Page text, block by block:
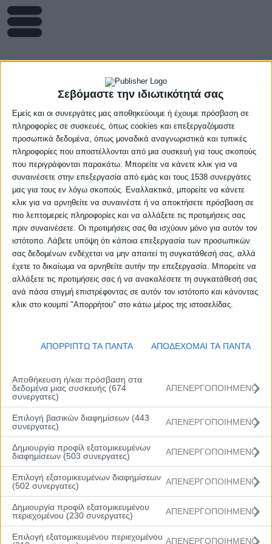
Σεβόμαστε την ιδιωτικότητά σας
Εμείς και οι συνεργάτες μας αποθηκεύουμε ή έχουμε πρόσβαση σε
πληροφορίες σε συσκευές, όπως cookies και επεξεργαζόμαστε
προσωπικά δεδομένα, όπως μοναδικά αναγνωριστικά και τυπικές
πληροφορίες που αποστέλλονται από μια συσκευή για τους σκοπούς
που περιγράφονται παρακάτω. Μπορείτε να κάνετε κλικ για να
συναινέσετε στην επεξεργασία από εμάς και τους 1538 συνεργάτες
μας για τους εν λόγω σκοπούς. Εναλλακτικά, μπορείτε να κάνετε
κλικ για να αρνηθείτε να συναινέστε ή να αποκτήσετε πρόσβαση σε
πιο λεπτομερείς πληροφορίες και να αλλάξετε τις προτιμήσεις σας
πριν συναινέσετε. Οι προτιμήσεις σας θα ισχύουν μόνο για αυτόν τον
ιστότοπο. Λάβετε υπόψη ότι κάποια επεξεργασία των προσωπικών
σας δεδομένων ενδέχεται να μην απαιτεί τη συγκατάθεσή σας, αλλά
έχετε το δικαίωμα να αρνηθείτε αυτήν την επεξεργασία. Μπορείτε να
αλλάξετε τις προτιμήσεις σας ή να ανακαλέσετε τη συγκατάθεσή σας
ανά πάσα στιγμή επιστρέφοντας σε αυτόν τον ιστότοπο και κάνοντας
κλικ στο κουμπί "Απορρήτου" στο κάτω μέρος της ιστοσελίδας.
ΑΠΟΡΡΙΠΤΩ ΤΑ ΠΑΝΤΑ ΑΠΟΔΕΧΟΜΑΙ ΤΑ ΠΑΝΤΑ
Αποθήκευση ή/και πρόσβαση στα
δεδομένα μιας συσκευής (674
συνεργατες)
ΑΠΕΝΕΡΓΟΠΟΙΗΜΕΝΟ
Επιλογή βασικών διαφημίσεων (443
συνεργατες)
ΑΠΕΝΕΡΓΟΠΟΙΗΜΕΝΟ
Δημιουργία προφίλ εξατομικευμένων
διαφημίσεων (503 συνεργατες)
ΑΠΕΝΕΡΓΟΠΟΙΗΜΕΝΟ
Επιλογή εξατομικευμένων διαφημίσεων
(502 συνεργατες)
ΑΠΕΝΕΡΓΟΠΟΙΗΜΕΝΟ
Δημιουργία προφίλ εξατομικευμένου
περιεχομένου (230 συνεργατες)
ΑΠΕΝΕΡΓΟΠΟΙΗΜΕΝΟ
Επιλογή εξατομικευμένου περιεχομένου ΑΠΕΝΕΡΓΟΠΟΙΗΜΕΝΟ
ΠΑΟΚ-ΕΣΚΔ Ν. Ιωνίας
65-53 (pics)
4 Ιανουαρίου, 2026
Ο ΠΑΟΚ νίκησε 65-53 την Ιωνία στο ΔΑΚ Πρέβεζας
και μπήκε με το δεξί στο 2026, διατηρώντας τη
θέση του στην πρώτη τριάδα της βαθμολογίας του
W Rising Stars με ρεκόρ 6-1 νίκες.
Οι δυο ομάδες μπήκαν δυνατά στον αγωνιστικό
χώρο, με την Ζορμπαλά να δίνει μεν στον ΠΑΟΚ το
προβάδισμα με σκορ 6-2 στο 3ο λεπτό, αλλά η
ανταγωνιστική και μαχητική Ιωνία αντέδρασε
Κάστορα, πέρασε μπροστά με 7-6 5’37” πριν τη
Οι φιλοξενούμενες διατήρησαν το ελαφρύ
προβάδισμά τους (12-13 7΄) όμως Μπεκίρη,
Σταμπουλίδου και Χαντάβα έφεραν ξανά τον
“δικέφαλο του Βορρά” σε θέση ισχύος (17-13 8΄).
Μέχρι και τα μέσα της δεύτερης περιόδου ο
αγώνας ήταν αμφίρροπος με τις δυο ομάδες είτε
να εναλλάσσονται στο σκορ (23-19 13΄, 23-25 14΄),
είτε να είναι ισόπαλες (27-27 18΄). Έως το σημείο
όπου ο ΠΑΟΚ με πρωταγωνίστρια την Ζορμπαλά
έκανε στο τελευταίο δίλεπτο επιμέρους σκορ 12-0
μετατρέποντας το 27-27 σε 39-27, σκορ με το
οποίο ολοκληρώθηκε το πρώτο ημίχρονο.